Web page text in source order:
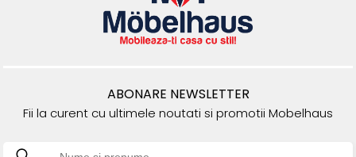
ABONARE NEWSLETTER
Fii la curent cu ultimele noutati si promotii Mobelhaus